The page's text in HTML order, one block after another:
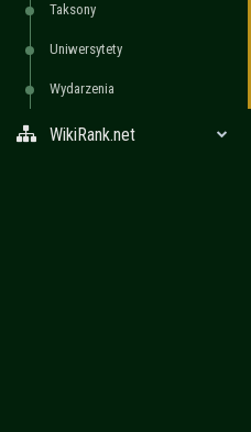
Taksony
Uniwersytety
Wydarzenia
WikiRank.net